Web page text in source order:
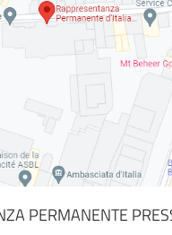
PERMANENTE